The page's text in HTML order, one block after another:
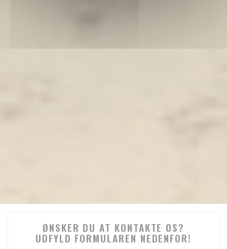
ØNSKER DU AT KONTAKTE OS?
UDFYLD FORMULAREN NEDENFOR!